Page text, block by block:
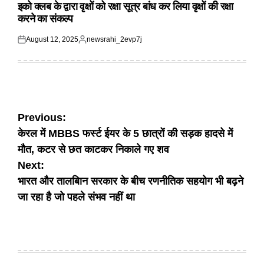
इको क्लब के द्वारा वृक्षों को रक्षा सूत्र बांध कर लिया वृक्षों की रक्षा
करने का संकल्प
Posted
August 12, 2025
Posted
newsrahi_2evp7j
Post
navigation
Previous:
केरल में MBBS फर्स्ट ईयर के 5 छात्रों की सड़क हादसे में
मौत, कटर से छत काटकर निकाले गए शव
Next:
भारत और तालबिान सरकार के बीच रणनीतिक सहयोग भी बढ़ने
जा रहा है जो पहले संभव नहीं था